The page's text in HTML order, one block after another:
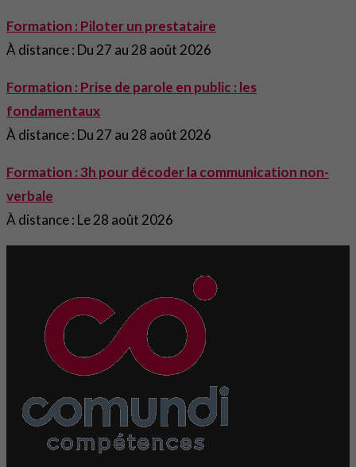
Formation : Piloter un prestataire
À distance : Du 27 au 28 août 2026
Formation : Prise de parole en public : les
fondamentaux
À distance : Du 27 au 28 août 2026
Formation : 3h pour décoder la communication non-
verbale
À distance : Le 28 août 2026